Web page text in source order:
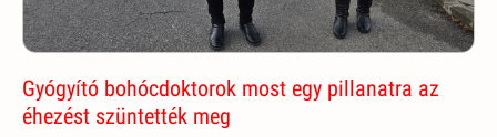
Gyógyító bohócdoktorok most egy pillanatra az
éhezést szüntették meg